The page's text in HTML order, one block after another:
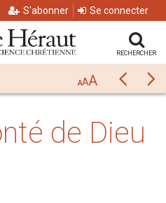
S'abonner Se connecter
RECHERCHER
AAA
de Dieu